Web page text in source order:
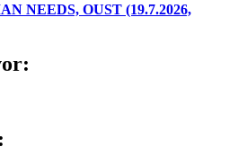
NEEDS, OUST (19.7.2026,